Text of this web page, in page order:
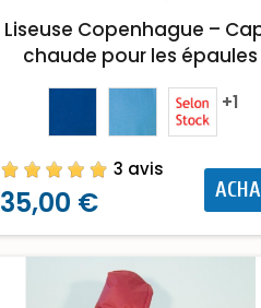
Liseuse Copenhague –
chaude pour les épaules
+1
3 avis
35,00 €